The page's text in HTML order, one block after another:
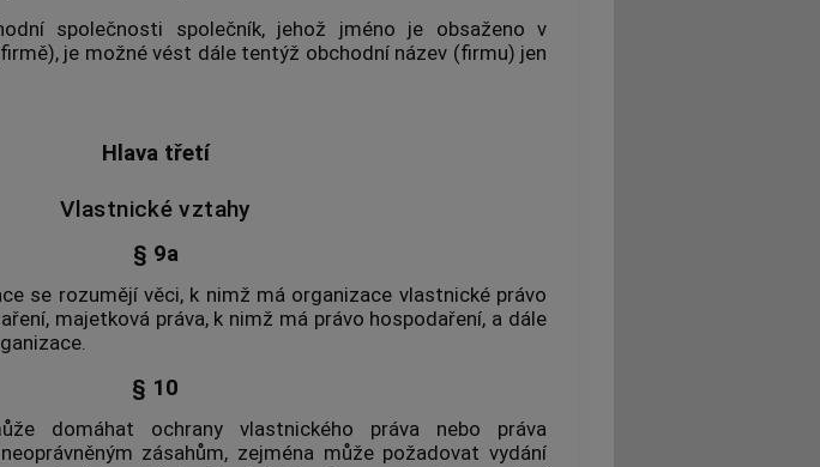
společnosti společník, jehož jméno je obsaženo v
je možné vést dále tentýž obchodní název (firmu) jen
Hlava třetí
Vlastnické vztahy
§ 9a
se rozumějí věci, k nimž má organizace vlastnické právo
majetková práva, k nimž má právo hospodaření, a dále
§ 10
domáhat ochrany vlastnického práva nebo práva
zásahům, zejména může požadovat vydání